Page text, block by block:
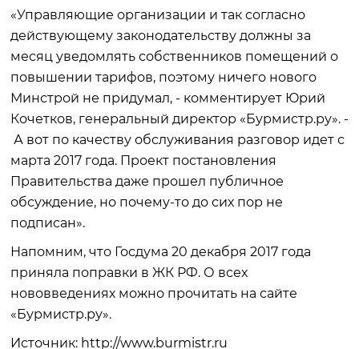
«Управляющие организации и так согласно
действующему законодательству должны за
месяц уведомлять собственников помещений о
повышении тарифов, поэтому ничего нового
Минстрой не придумал, - комментирует Юрий
Кочетков, генеральный директор «Бурмистр.ру». -
А вот по качеству обслуживания разговор идет с
марта 2017 года. Проект постановления
Правительства даже прошел публичное
обсуждение, но почему-то до сих пор не
подписан».
Напомним, что Госдума 20 декабря 2017 года
приняла поправки в ЖК РФ. О всех
нововведениях можно прочитать на сайте
«Бурмистр.ру».
Источник: http://www.burmistr.ru